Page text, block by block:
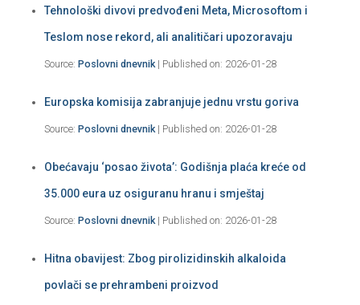
Tehnološki divovi predvođeni Meta, Microsoftom i
Teslom nose rekord, ali analitičari upozoravaju
Source: Poslovni dnevnik Published on: 2026-01-28
Europska komisija zabranjuje jednu vrstu goriva
Source: Poslovni dnevnik Published on: 2026-01-28
Obećavaju ‘posao života’: Godišnja plaća kreće od
35.000 eura uz osiguranu hranu i smještaj
Source: Poslovni dnevnik Published on: 2026-01-28
Hitna obavijest: Zbog pirolizidinskih alkaloida
povlači se prehrambeni proizvod